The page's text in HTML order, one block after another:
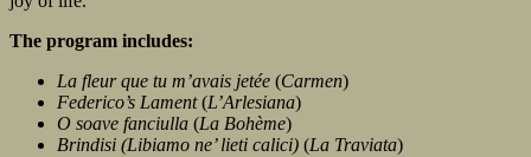
The program includes:
La fleur que tu m’avais jetée (Carmen)
Federico’s Lament(L’Arlesiana)
O soave fanciulla (La Bohème)
Brindisi (Libiamo ne’ lieti calici) (La Traviata)